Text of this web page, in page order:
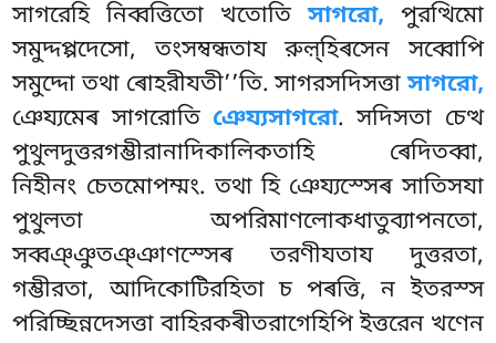
সাগরেহি নিব্বত্তিতো খতোতিসাগরো, পুরত্থিমো
সমুদ্দপ্পদেসো, তংসম্বন্ধতায রুল়্হিৰসেন সব্বোপি
সমুদ্দো তথা ৰোহরীযতী’’তি. সাগরসদিসত্তাসাগরো,
ঞেয্যমেৰ সাগরোতি ঞেয্যসাগরো. সদিসতা চেত্থ
পুথুলদুত্তরগম্ভীরানাদিকালিকতাহি ৰেদিতব্বা,
নিহীনং চেতমোপম্মং. তথা হি ঞেয্যস্সেৰ সাতিসযা
পুথুলতা অপরিমাণলোকধাতুব্যাপনতো,
সব্বঞ্ঞুতঞ্ঞাণস্সেৰ তরণীযতায দুত্তরতা,
গম্ভীরতা, আদিকোটিরহিতা চ পৰত্তি, ন ইতরস্স
পরিচ্ছিন্নদেসত্তা বাহিরকৰীতরাগেহিপি ইত্তরেন খণেন